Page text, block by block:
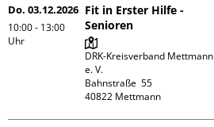
Do. 03.12.2026
10:00 - 13:00
Uhr
Fit in Erster Hilfe -
Senioren
DRK-Kreisverband Mettmann
e. V.
Bahnstraße  55